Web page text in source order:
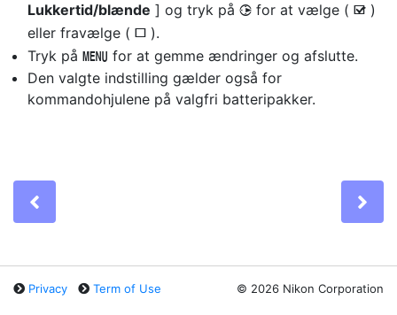
Lukkertid/blænde ] og tryk på 2 for at vælge ( M )
eller fravælge ( U ).
Tryk på G for at gemme ændringer og afslutte.
Den valgte indstilling gælder også for
kommandohjulene på valgfri batteripakker.
Privacy Term of Use © 2026 Nikon Corporation